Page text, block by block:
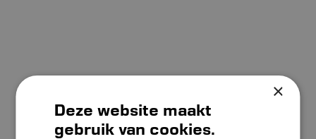
×
Deze website maakt
gebruik van cookies.